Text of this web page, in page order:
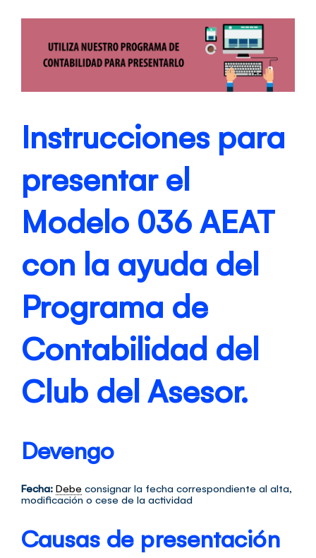
Instrucciones para
presentar el
Modelo 036 AEAT
con la ayuda del
Programa de
Contabilidad del
Club del Asesor.
Devengo
Fecha: Debe consignar la fecha correspondiente al alta,
modificación o cese de la actividad
Causas de presentación